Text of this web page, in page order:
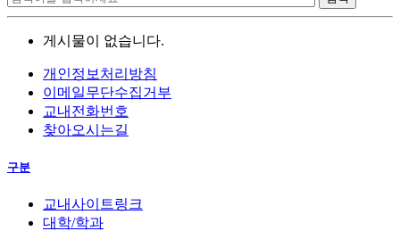
게시물이 없습니다.
개인정보처리방침
이메일무단수집거부
교내전화번호
찾아오시는길
구분
교내사이트링크
대학/학과